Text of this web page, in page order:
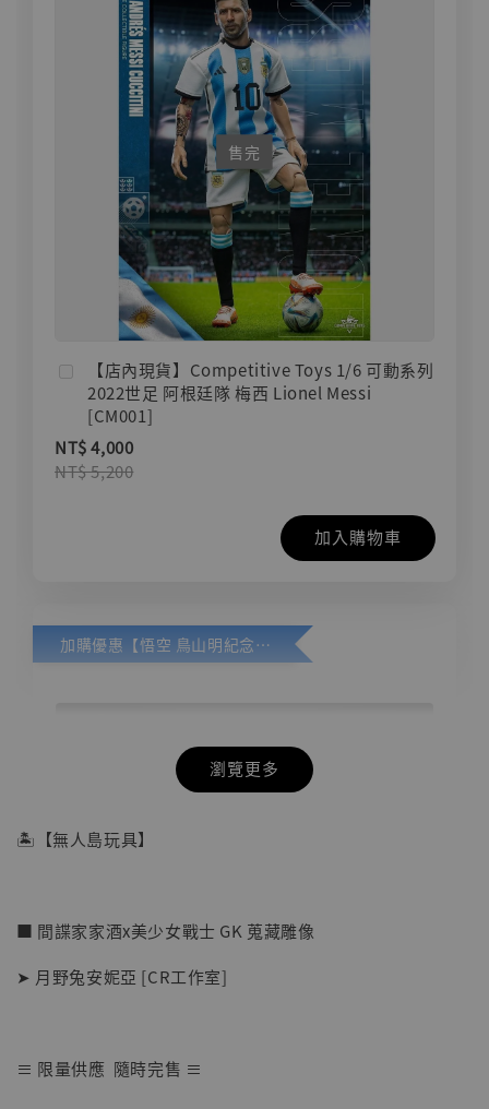
售完
【店內現貨】Competitive Toys 1/6 可動系列
2022世足 阿根廷隊 梅西 Lionel Messi
[CM001]
NT$ 4,000
NT$ 5,200
加入購物車
加購優惠【悟空 鳥山明紀念款 [奇蹟工作室]】
瀏覽更多
🏝【無人島玩具】
■ 間諜家家酒x美少女戰士 GK 蒐藏雕像
➤ 月野兔安妮亞 [CR工作室]
≡ 限量供應 隨時完售 ≡